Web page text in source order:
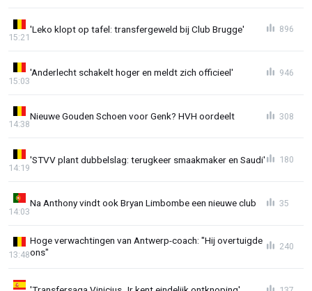
'Leko klopt op tafel: transfergeweld bij Club Brugge'
15:21
896
'Anderlecht schakelt hoger en meldt zich officieel'
15:03
946
Nieuwe Gouden Schoen voor Genk? HVH oordeelt
14:38
308
'STVV plant dubbelslag: terugkeer smaakmaker en Saudi'
14:19
180
Na Anthony vindt ook Bryan Limbombe een nieuwe club
14:03
35
Hoge verwachtingen van Antwerp-coach: "Hij overtuigde
ons"
13:48
240